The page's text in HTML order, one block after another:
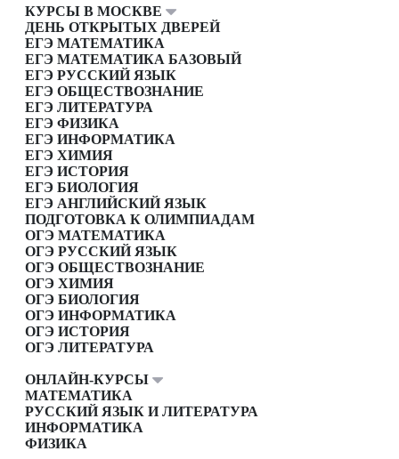
КУРСЫ В МОСКВЕ
ДЕНЬ ОТКРЫТЫХ ДВЕРЕЙ
ЕГЭ МАТЕМАТИКА
ЕГЭ МАТЕМАТИКА БАЗОВЫЙ
ЕГЭ РУССКИЙ ЯЗЫК
ЕГЭ ОБЩЕСТВОЗНАНИЕ
ЕГЭ ЛИТЕРАТУРА
ЕГЭ ФИЗИКА
ЕГЭ ИНФОРМАТИКА
ЕГЭ ХИМИЯ
ЕГЭ ИСТОРИЯ
ЕГЭ БИОЛОГИЯ
ЕГЭ АНГЛИЙСКИЙ ЯЗЫК
ПОДГОТОВКА К ОЛИМПИАДАМ
ОГЭ МАТЕМАТИКА
ОГЭ РУССКИЙ ЯЗЫК
ОГЭ ОБЩЕСТВОЗНАНИЕ
ОГЭ ХИМИЯ
ОГЭ БИОЛОГИЯ
ОГЭ ИНФОРМАТИКА
ОГЭ ИСТОРИЯ
ОГЭ ЛИТЕРАТУРА
ОНЛАЙН-КУРСЫ
МАТЕМАТИКА
РУССКИЙ ЯЗЫК И ЛИТЕРАТУРА
ИНФОРМАТИКА
ФИЗИКА